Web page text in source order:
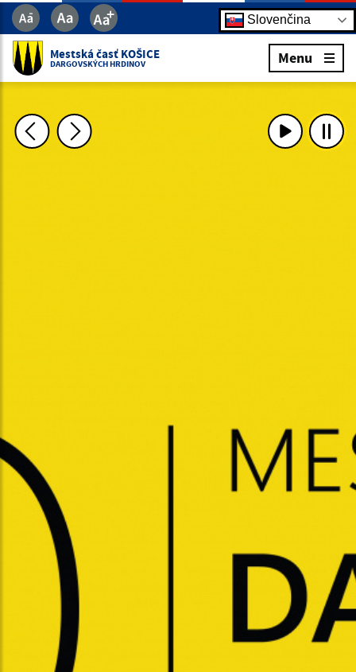
Slovenčina
Mestská časť KOŠICE
DARGOVSKÝCH HRDINOV Menu